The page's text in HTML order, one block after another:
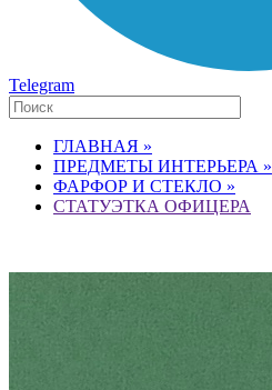
Telegram
ГЛАВНАЯ »
ПРЕДМЕТЫ ИНТЕРЬЕРА »
ФАРФОР И СТЕКЛО »
СТАТУЭТКА ОФИЦЕРА